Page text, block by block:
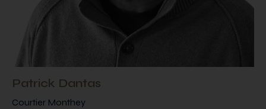
Patrick Dantas
Courtier Monthey